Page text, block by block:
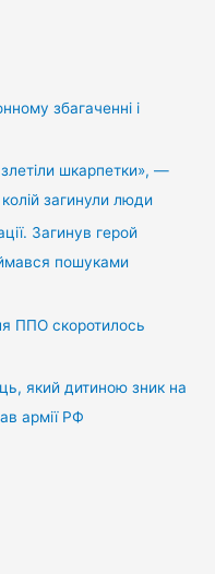
збагаченні і
шкарпетки», —
загинули люди
Загинув герой
пошуками
ППО скоротилось
який дитиною зник на
армії РФ